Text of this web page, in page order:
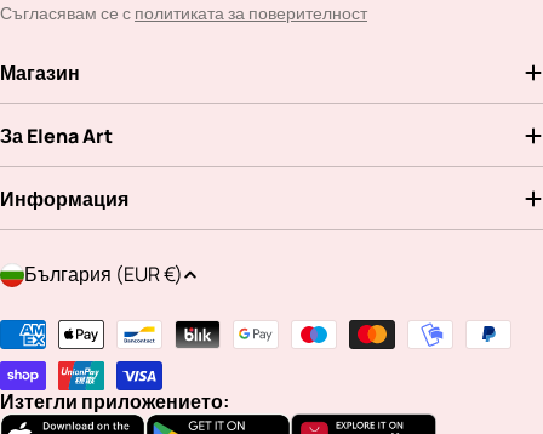
Съгласявам се с политиката за поверителност
Магазин
За Elena Art
Информация
Д
р
ж
а
България (EUR €)
Методи
на
плащане
Изтегли приложението: